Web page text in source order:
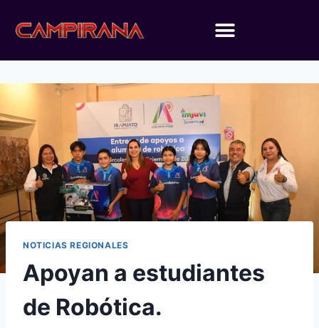
NOTICIAS REGIONALES
Apoyan a estudiantes
de Robótica.